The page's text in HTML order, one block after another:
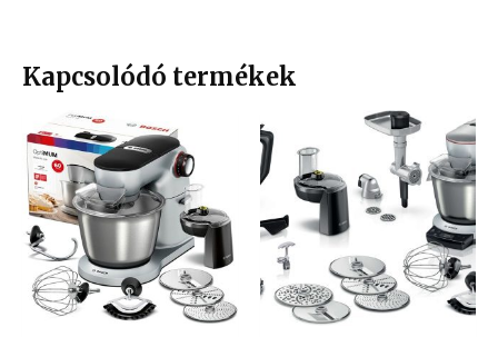
Kapcsolódó termékek